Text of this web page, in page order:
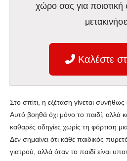
χώρο σας για ποιοτική
Καλέστε
Στο σπίτι, η εξέταση γίνεται
Αυτό βοηθά όχι μόνο το παιδί, αλλά
καθαρές οδηγίες χωρίς τη φόρτιση
Δεν σημαίνει ότι κάθε παιδικός
γιατρού, αλλά όταν το παιδί είναι